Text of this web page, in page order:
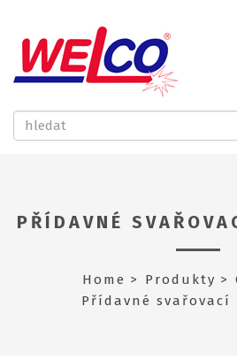
PŘÍDAVNÉ
Home Produkty
Přídavné svařovací